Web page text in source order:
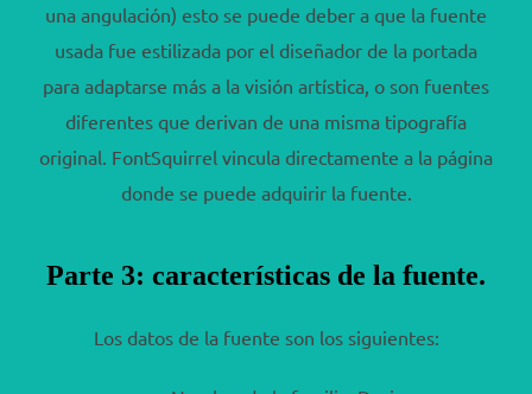
una angulación) esto se puede deber a que la fuente
usada fue estilizada por el diseñador de la portada
para adaptarse más a la visión artística, o son fuentes
diferentes que derivan de una misma tipografía
original. FontSquirrel vincula directamente a la página
donde se puede adquirir la fuente.
Parte 3: características de la fuente.
Los datos de la fuente son los siguientes: